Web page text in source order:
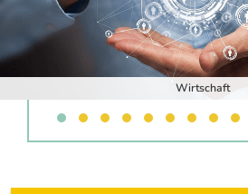
Wirtschaft